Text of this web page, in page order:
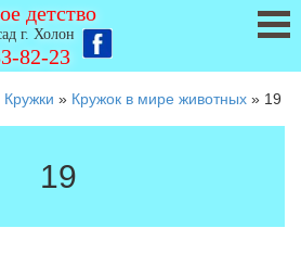
детство
г. Холон
82-23
Кружки » Кружок в мире животных » 19
19